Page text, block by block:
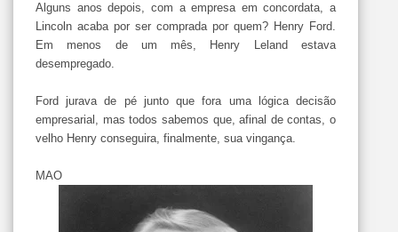
Alguns anos depois, com a empresa em concordata, a
Lincoln acaba por ser comprada por quem? Henry Ford.
Em menos de um mês, Henry Leland estava
desempregado.
Ford jurava de pé junto que fora uma lógica decisão
empresarial, mas todos sabemos que, afinal de contas, o
velho Henry conseguira, finalmente, sua vingança.
MAO